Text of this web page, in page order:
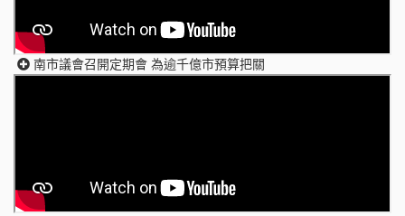
南市議會召開定期會 為逾千億市預算把關